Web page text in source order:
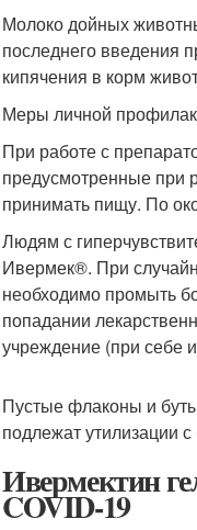
Молоко дойных
последнего введения
кипячения в корм
Меры личной
При работе с
предусмотренные при
принимать пищу. По
Людям с
Ивермек®. При
необходимо промыть
попадании
учреждение (при себе
Пустые флаконы и
подлежат утилизации
Ивермектин
COVID-19